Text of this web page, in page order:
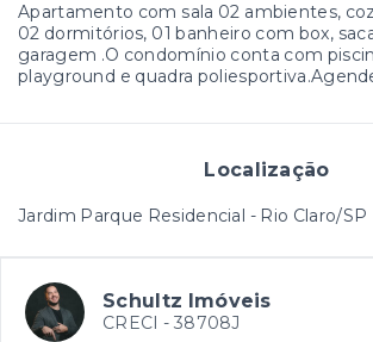
Apartamento com sala 02 ambientes,
02 dormitórios, 01 banheiro com box,
garagem .O condomínio conta com
playground e quadra
Localização
Jardim Parque Residencial - Rio Claro/SP
Schultz Imóveis
CRECI - 38708J